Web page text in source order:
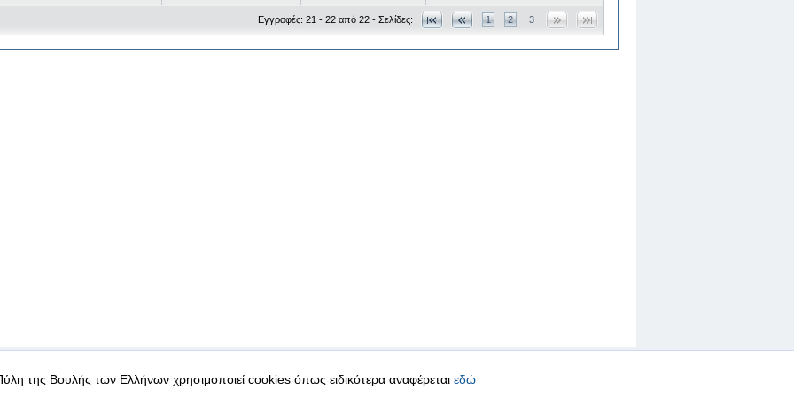
Εγγραφές: 21 - 22 από 22 - Σελίδες: 1 2 3
δεδομένα |Ασφάλεια & Πρόσβαση
της Βουλής των Ελλήνων χρησιμοποιεί cookies όπως ειδικότερα αναφέρεται εδώ